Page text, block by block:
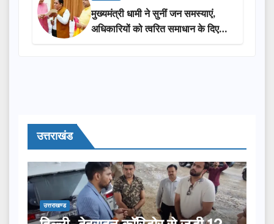
मुख्यमंत्री धामी ने सुनीं जन समस्याएं,
अधिकारियों को त्वरित समाधान के दिए
निर्देश
उत्तराखंड
उत्तराखण्ड